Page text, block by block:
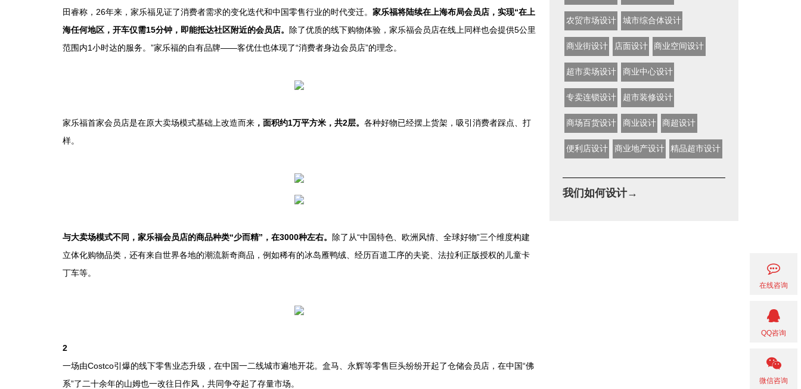
田睿称，26年来，家乐福见证了消费者需求的变化迭代和中国零售行业的时代变迁。 家乐福将陆续在上海布局会员店，实现“在上
海任何地区，开车仅需15分钟，即能抵达社区附近的会员店。 除了优质的线下购物体验，家乐福会员店在线上同样也会提供5公里
范围内1小时达的服务。”家乐福的自有品牌——客优仕也体现了“消费者身边会员店”的理念。
家乐福首家会员店是在原大卖场模式基础上改造而来，面积约1万平方米，共2层。 各种好物已经摆上货架，吸引消费者踩点、打
样。
与大卖场模式不同，家乐福会员店的商品种类“少而精”，在3000种左右。 除了从“中国特色、欧洲风情、全球好物”三个维度构建
立体化购物品类，还有来自世界各地的潮流新奇商品，例如稀有的冰岛雁鸭绒、经历百道工序的夫瓷、法拉利正版授权的儿童卡
丁车等。
2
一场由Costco引爆的线下零售业态升级，在中国一二线城市遍地开花。盒马、永辉等零售巨头纷纷开起了仓储会员店，在中国“佛
系”了二十余年的山姆也一改往日作风，共同争夺起了存量市场。
农贸市场设计 城市综合体设计
商业街设计 店面设计 商业空间设计
超市卖场设计 商业中心设计
专卖连锁设计 超市装修设计
商场百货设计 商业设计 商超设计
便利店设计 商业地产设计 精品超市设计
我们如何设计→
在线咨询
QQ咨询
微信咨询